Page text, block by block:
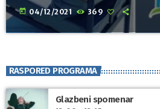
today 04/12/2021 369
RASPORED PROGRAMA
Glazbeni spomenar